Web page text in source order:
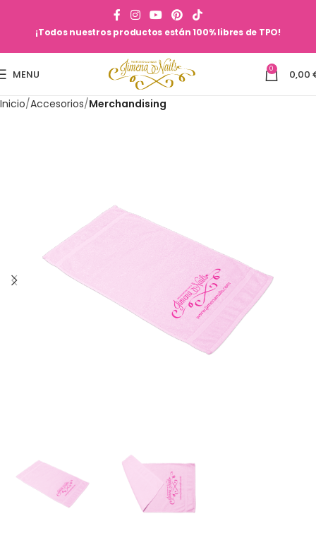
¡Todos nuestros productos están 100% libres de TPO!
MENU 0 0,00
Inicio Accesorios Merchandising